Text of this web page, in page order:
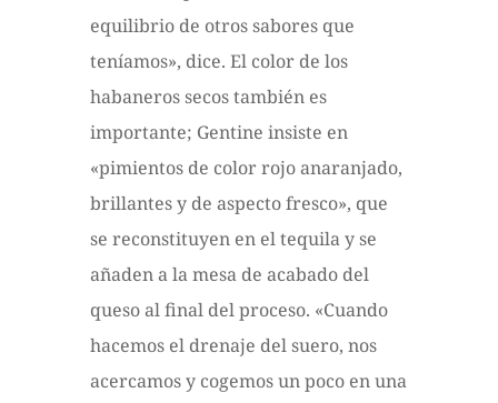
equilibrio de otros sabores que
teníamos», dice. El color de los
habaneros secos también es
importante; Gentine insiste en
«pimientos de color rojo anaranjado,
brillantes y de aspecto fresco», que
se reconstituyen en el tequila y se
añaden a la mesa de acabado del
queso al final del proceso. «Cuando
hacemos el drenaje del suero, nos
acercamos y cogemos un poco en una